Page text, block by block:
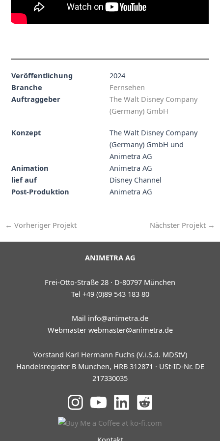
Veröffentlichung
2024
Branche
Fernsehen
Auftraggeber
The Walt Disney Company
(Germany) GmbH
Konzept
The Walt Disney Company
(Germany) GmbH und
Animetra AG
Animation
Animetra AG
lief auf
Disney Channel
Post-Produktion
Animetra AG
← Vorheriger Projekt Nächster Projekt →
ANIMETRA AG
Frei-Otto-Straße 28 · D-80797 München
Tel +49 (0)89 543 183 80
Mail info@animetra.de
Webmaster webmaster@animetra.de
Vorstand Karl Hermann Fuchs (V.i.S.d. MDStV)
Handelsregister B München, HRB 312871 · USt-ID-Nr. DE
217330035